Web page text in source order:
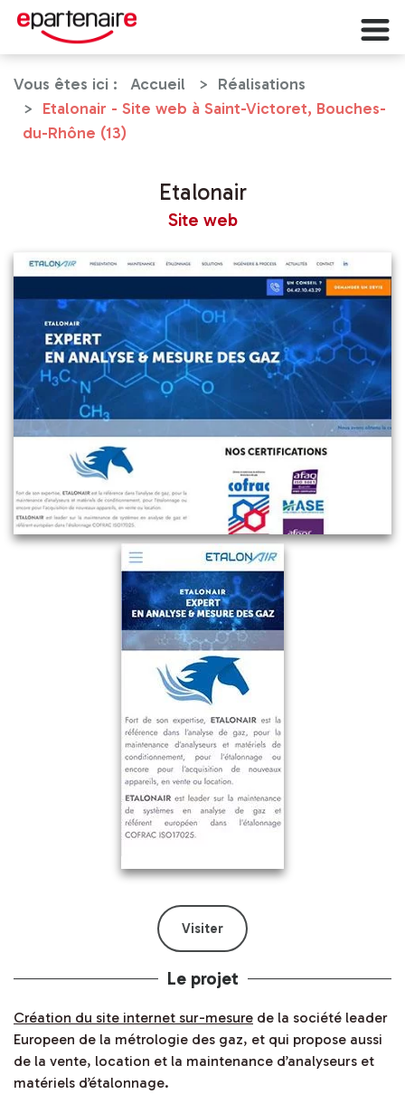
Vous êtes ici : Accueil
Réalisations
Etalonair - Site web à Saint-Victoret, Bouches-
du-Rhône (13)
Etalonair
Site web
Visiter
Le projet
Création du site internet sur-mesure de la société leader
Europeen de la métrologie des gaz, et qui propose aussi
de la vente, location et la maintenance d’analyseurs et
matériels d’étalonnage.